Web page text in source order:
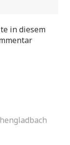
in diesem